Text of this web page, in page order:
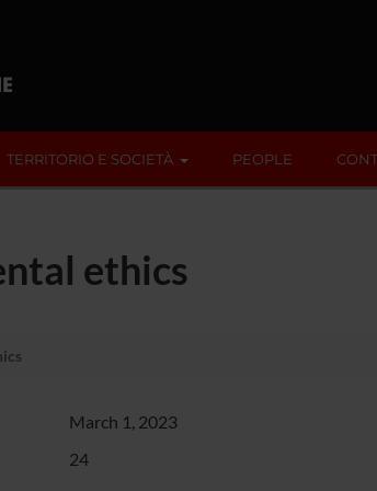
TERRITORIO E SOCIETÀ PEOPLE
ethics
March 1, 2023
24